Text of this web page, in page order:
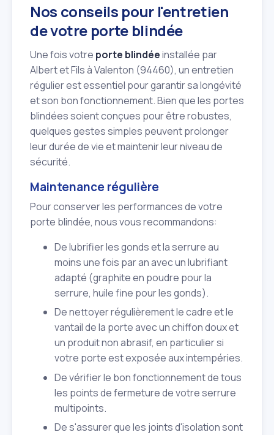
Nos conseils pour l'entretien
de votre porte blindée
Une fois votre porte blindéeinstallée par
Albert et Fils à Valenton (94460), un entretien
régulier est essentiel pour garantir sa longévité
et son bon fonctionnement. Bien que les portes
blindées soient conçues pour être robustes,
quelques gestes simples peuvent prolonger
leur durée de vie et maintenir leur niveau de
sécurité.
Maintenance régulière
Pour conserver les performances de votre
porte blindée, nous vous recommandons:
De lubrifier les gonds et la serrure au
moins une fois par an avec un lubrifiant
adapté (graphite en poudre pour la
serrure, huile fine pour les gonds).
De nettoyer régulièrement le cadre et le
vantail de la porte avec un chiffon doux et
un produit non abrasif, en particulier si
votre porte est exposée aux intempéries.
De vérifier le bon fonctionnement de tous
les points de fermeture de votre serrure
multipoints.
De s'assurer que les joints d'isolation sont